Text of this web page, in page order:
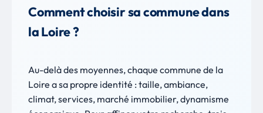
Comment choisir sa commune dans
la Loire ?
Au-delà des moyennes, chaque commune de la
Loire a sa propre identité : taille, ambiance,
climat, services, marché immobilier, dynamisme